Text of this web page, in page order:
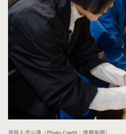
策展人凌宗湧（Photo Credit：雄獅集團）